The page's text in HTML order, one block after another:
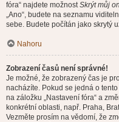
fóra“ najdete možnostSkrýt můj
„Ano“, budete na seznamu
sebe. Budete počítán jako skrytý
Nahoru
Zobrazení časů není správné!
Je možné, že zobrazený čas je
nacházíte. Pokud se jedná o
na záložku „Nastavení fóra“ a
konkrétní oblasti, např. Praha,
Vezměte prosím na vědomí, že